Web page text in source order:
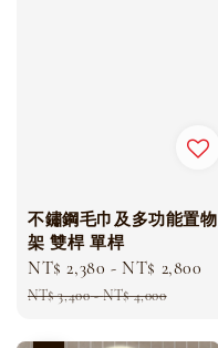
不鏽鋼毛巾及多功能置物
架 雙桿 單桿
Sale
price
NT$ 2,380 - NT$ 2,800
NT$ 3,400-NT$ 4,000